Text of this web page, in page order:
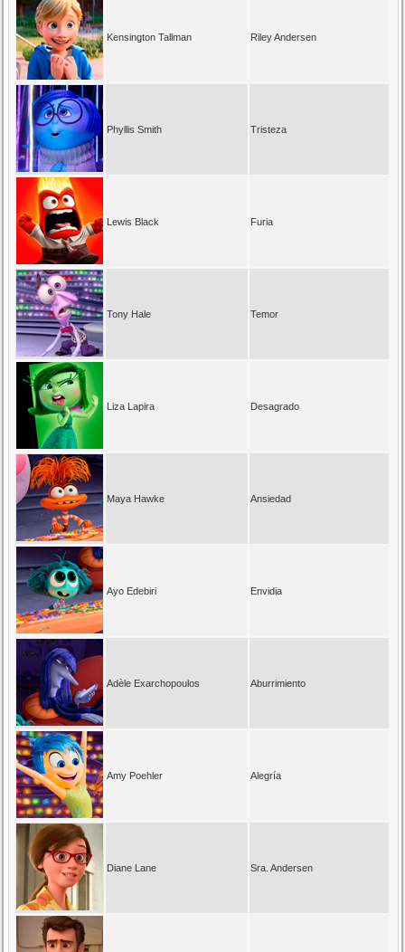
Kensington Tallman Riley Andersen
Phyllis Smith Tristeza
Lewis Black Furia
Tony Hale Temor
Liza Lapira Desagrado
Maya Hawke Ansiedad
Ayo Edebiri Envidia
Adèle Exarchopoulos Aburrimiento
Amy Poehler Alegría
Diane Lane Sra. Andersen